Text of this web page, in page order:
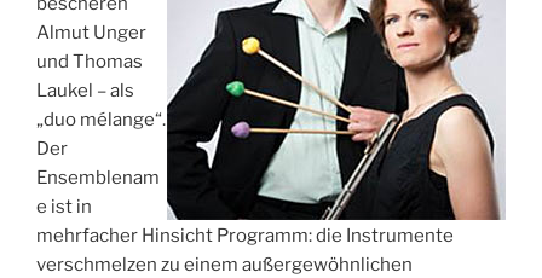
Almut Unger
und Thomas
Laukel – als
„duo mélange“.
Der
Ensemblenam
e ist in
mehrfacher Hinsicht Programm: die Instrumente
verschmelzen zu einem außergewöhnlichen